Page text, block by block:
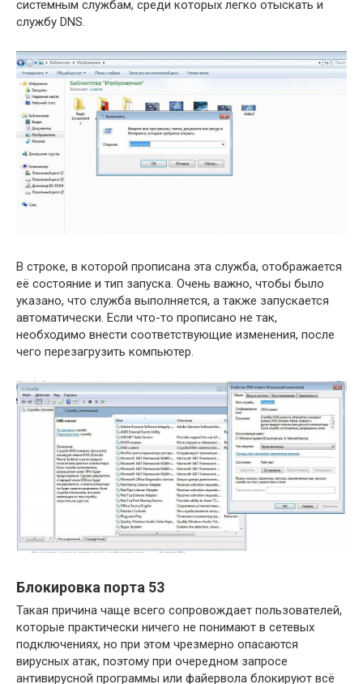
системным службам, среди которых легко отыскать и
службу DNS.
В строке, в которой прописана эта служба, отображается
её состояние и тип запуска. Очень важно, чтобы было
указано, что служба выполняется, а также запускается
автоматически. Если что-то прописано не так,
необходимо внести соответствующие изменения, после
чего перезагрузить компьютер.
Блокировка порта 53
Такая причина чаще всего сопровождает пользователей,
которые практически ничего не понимают в сетевых
подключениях, но при этом чрезмерно опасаются
вирусных атак, поэтому при очередном запросе
антивирусной программы или файервола блокируют всё